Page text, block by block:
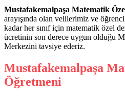
Mustafakemalpaşa Matematik
arayışında olan velilerimiz ve
kadar her sınıf için matematik özel
ücretinin son derece uygun olduğu
Merkezini tavsiye ederiz.
Mustafakemalpaşa
Öğretmeni